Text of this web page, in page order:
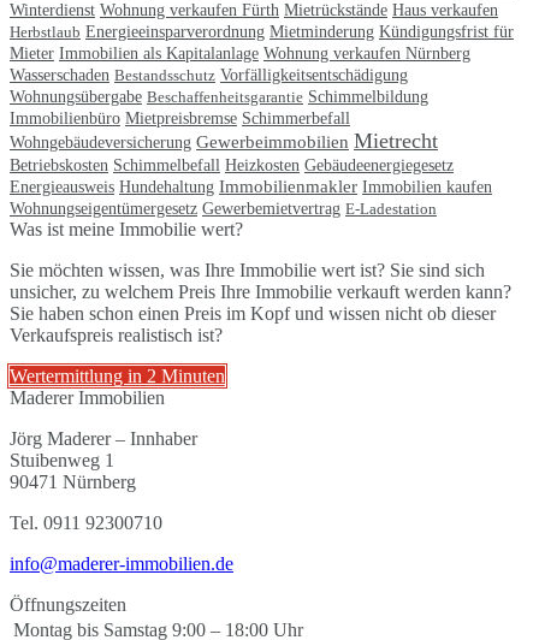
Winterdienst Wohnung verkaufen Fürth Mietrückstände Haus verkaufen
Herbstlaub Energieeinsparverordnung Mietminderung Kündigungsfrist für
Mieter Immobilien als Kapitalanlage Wohnung verkaufen Nürnberg
Wasserschaden Bestandsschutz Vorfälligkeitsentschädigung
Wohnungsübergabe Beschaffenheitsgarantie Schimmelbildung
Immobilienbüro Mietpreisbremse Schimmerbefall
Wohngebäudeversicherung Gewerbeimmobilien Mietrecht
Betriebskosten Schimmelbefall Heizkosten Gebäudeenergiegesetz
Energieausweis Hundehaltung Immobilienmakler Immobilien kaufen
Wohnungseigentümergesetz Gewerbemietvertrag E-Ladestation
Was ist meine Immobilie wert?
Sie möchten wissen, was Ihre Immobilie wert ist? Sie sind sich
unsicher, zu welchem Preis Ihre Immobilie verkauft werden kann?
Sie haben schon einen Preis im Kopf und wissen nicht ob dieser
Verkaufspreis realistisch ist?
Wertermittlung in 2 Minuten
Maderer Immobilien
Jörg Maderer – Innhaber
Stuibenweg 1
90471 Nürnberg
Tel. 0911 92300710
info@maderer-immobilien.de
Öffnungszeiten
Montag bis Samstag 9:00 – 18:00 Uhr